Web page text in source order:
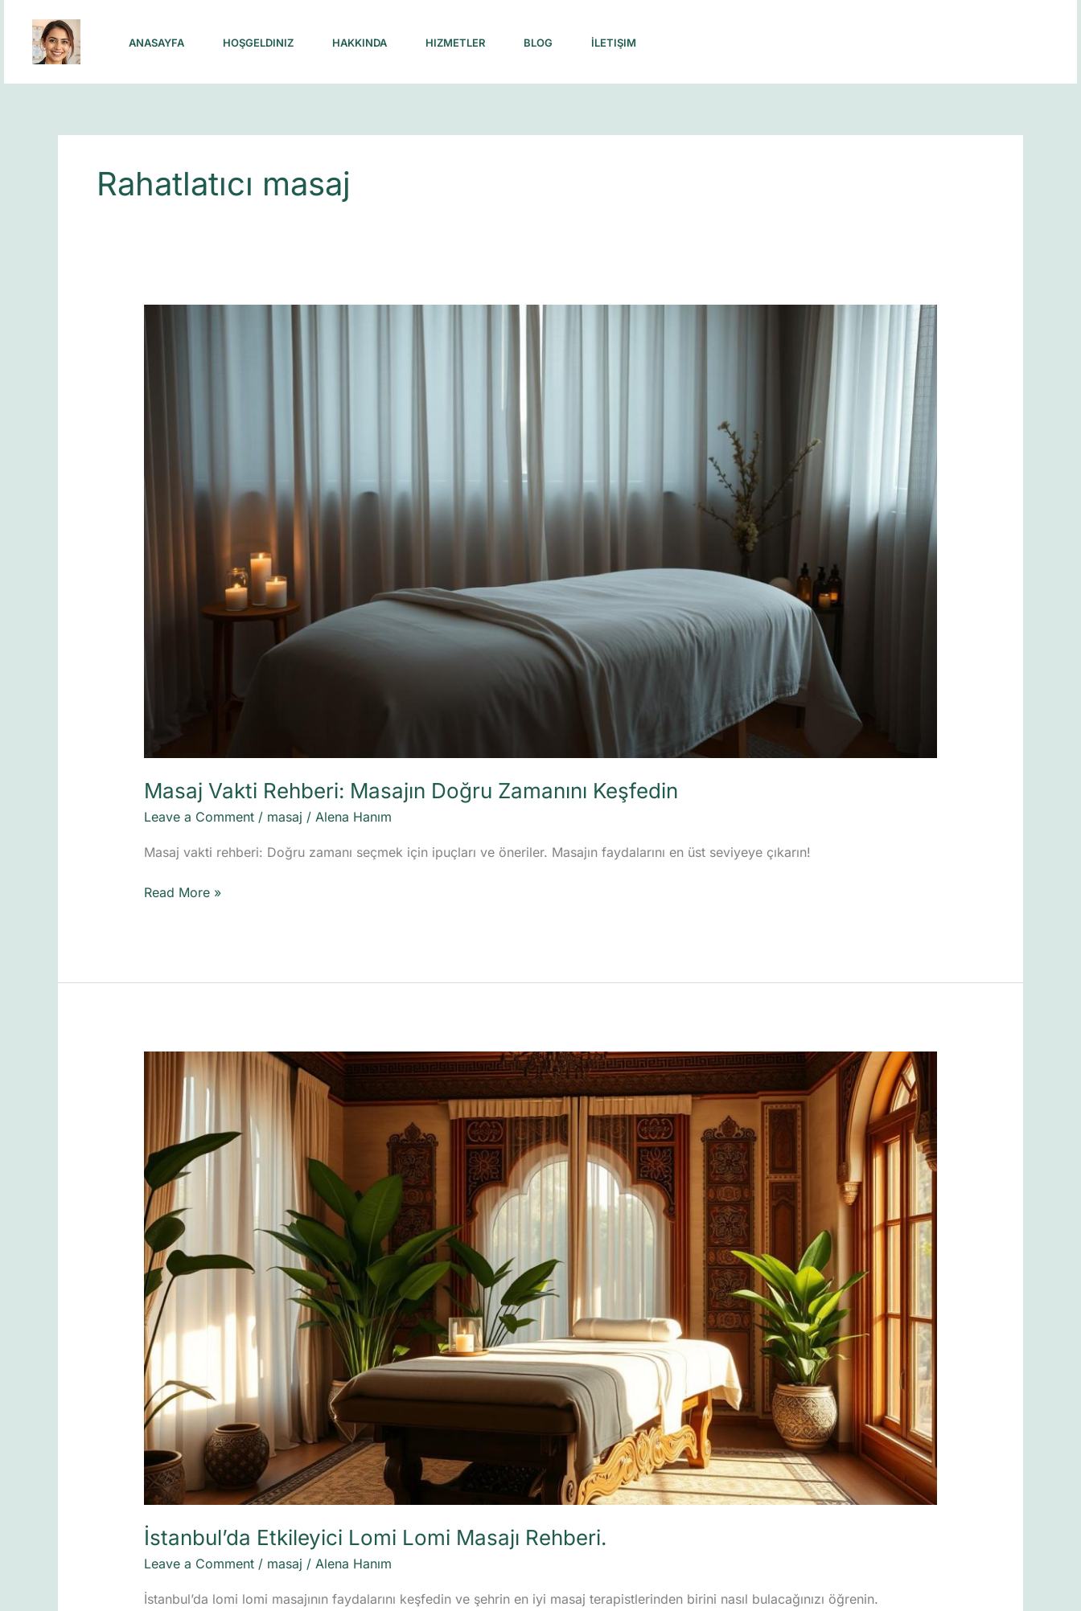
content
ANASAYFA HOŞGELDINIZ HAKKINDA HIZMETLER BLOG İLETIŞIM
Rahatlatıcı masaj
Masaj Vakti Rehberi: Masajın Doğru Zamanını Keşfedin
Leave a Comment / masaj / Alena Hanım
Masaj vakti rehberi: Doğru zamanı seçmek için ipuçları ve öneriler. Masajın faydalarını en üst seviyeye çıkarın!
Masaj
Read More »
İstanbul’da Etkileyici Lomi Lomi Masajı Rehberi.
Leave a Comment / masaj / Alena Hanım
İstanbul’da lomi lomi masajının faydalarını keşfedin ve şehrin en iyi masaj terapistlerinden birini nasıl bulacağınızı öğrenin.
İstanbul’da
Etkileyici
Lomi
Masajı
Rehberi.